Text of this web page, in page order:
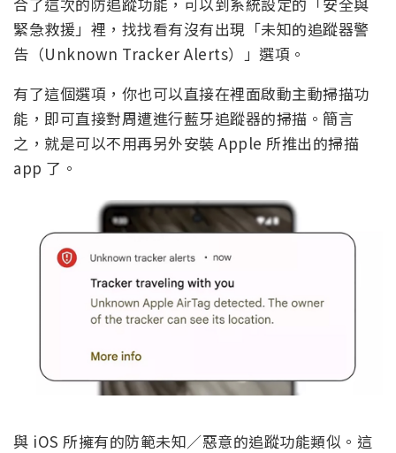
緊急救援」裡，找找看有沒有出現「未知的追蹤器警
告（Unknown Tracker Alerts）」選項。
有了這個選項，你也可以直接在裡面啟動主動掃描功
能，即可直接對周遭進行藍牙追蹤器的掃描。簡言
之，就是可以不用再另外安裝 Apple 所推出的掃描
app 了。
與 iOS 所擁有的防範未知／惡意的追蹤功能類似。這